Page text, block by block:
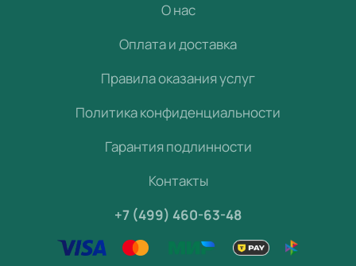
О нас
Оплата и доставка
Правила оказания услуг
Политика конфиденциальности
Гарантия подлинности
Контакты
+7 (499) 460-63-48